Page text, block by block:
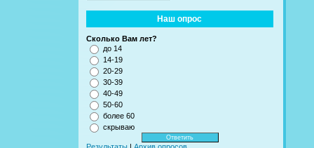
Наш опрос
Сколько Вам лет?
до 14
14-19
20-29
30-39
40-49
50-60
более 60
скрываю